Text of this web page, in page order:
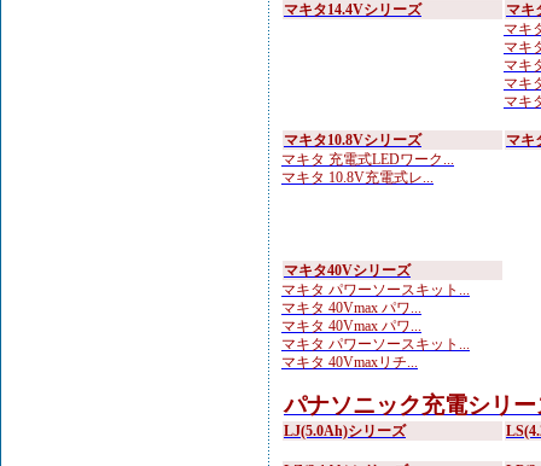
マキタ14.4Vシリーズ
マキ
マキ
マキ
マキ
マキ
マキ
マキタ10.8Vシリーズ
マキタ 充電式LEDワーク...
マキタ 10.8V充電式レ...
マキ
マキタ40Vシリーズ
マキタ パワーソースキット...
マキタ 40Vmax パワ...
マキタ 40Vmax パワ...
マキタ パワーソースキット...
マキタ 40Vmaxリチ...
パナソニック充電シリー
LJ(5.0Ah)シリーズ